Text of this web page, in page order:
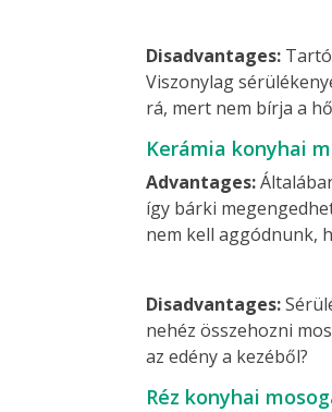
Disadvantages:
Viszonylag
rá, mert nem bírja a
Kerámia konyhai
Advantages:
így bárki
nem kell aggódnunk,
Disadvantages:
nehéz összehozni
az edény a kezéből?
Réz konyhai